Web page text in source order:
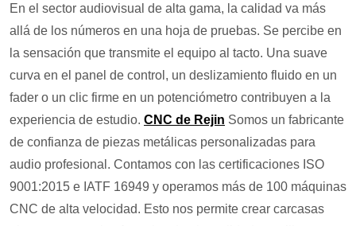
En el sector audiovisual de alta gama, la calidad va más
allá de los números en una hoja de pruebas. Se percibe en
la sensación que transmite el equipo al tacto. Una suave
curva en el panel de control, un deslizamiento fluido en un
fader o un clic firme en un potenciómetro contribuyen a la
experiencia de estudio. CNC de Rejin Somos un fabricante
de confianza de piezas metálicas personalizadas para
audio profesional. Contamos con las certificaciones ISO
9001:2015 e IATF 16949 y operamos más de 100 máquinas
CNC de alta velocidad. Esto nos permite crear carcasas